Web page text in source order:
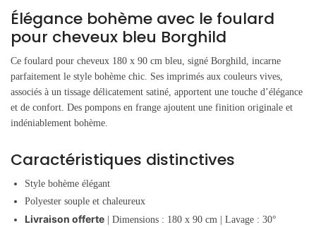
Élégance bohème avec le foulard
pour cheveux bleu Borghild
Ce foulard pour cheveux 180 x 90 cm bleu, signé Borghild, incarne
parfaitement le style bohème chic. Ses imprimés aux couleurs vives,
associés à un tissage délicatement satiné, apportent une touche d’élégance
et de confort. Des pompons en frange ajoutent une finition originale et
indéniablement bohème.
Caractéristiques distinctives
Style bohème élégant
Polyester souple et chaleureux
Livraison offerte | Dimensions : 180 x 90 cm | Lavage : 30°